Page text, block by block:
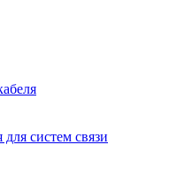
систем связи